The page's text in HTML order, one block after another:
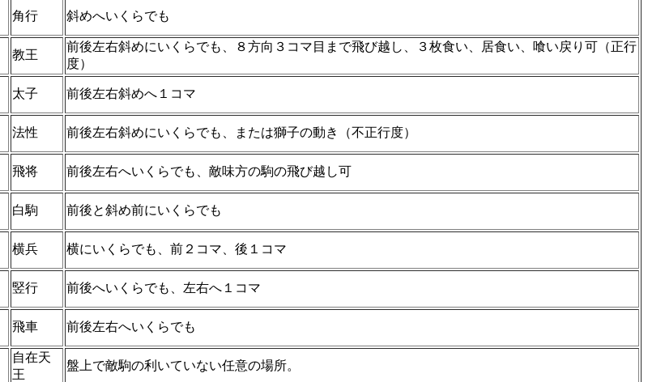
角行 斜めへいくらでも
教王
前後左右斜めにいくらでも、８方向３コマ目まで飛び越し、３枚食い、居食い、喰い戻り可（正行
度）
太子 前後左右斜めへ１コマ
法性 前後左右斜めにいくらでも、または獅子の動き（不正行度）
飛将 前後左右へいくらでも、敵味方の駒の飛び越し可
白駒 前後と斜め前にいくらでも
横兵 横にいくらでも、前２コマ、後１コマ
竪行 前後へいくらでも、左右へ１コマ
飛車 前後左右へいくらでも
自在天
王
盤上で敵駒の利いていない任意の場所。